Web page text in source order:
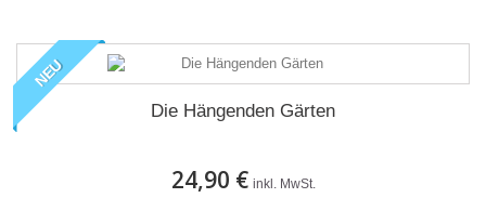
NEU
Die Hängenden Gärten
24,90 € inkl. MwSt.